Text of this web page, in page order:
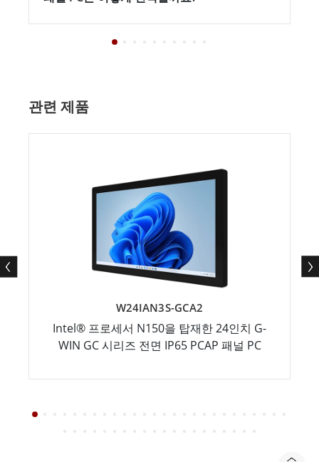
관련 제품
W24IAN3S-GCA2
Intel® 프로세서 N150을 탑재한 24인치 G-
WIN GC 시리즈 전면 IP65 PCAP 패널 PC